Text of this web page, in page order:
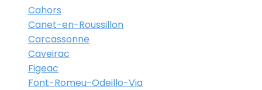
Cahors
Canet-en-Roussillon
Carcassonne
Caveirac
Figeac
Font-Romeu-Odeillo-Via